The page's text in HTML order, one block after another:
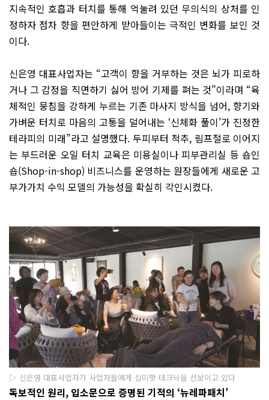
지속적인 호흡과 터치를 통해 억눌려 있던 무의식의 상처를 인
정하자 점차 향을 편안하게 받아들이는 극적인 변화를 보인 것
이다.
신은영 대표사업자는 “고객이 향을 거부하는 것은 뇌가 피로하
거나 그 감정을 직면하기 싫어 방어 기제를 펴는 것”이라며 “육
체적인 뭉침을 강하게 누르는 기존 마사지 방식을 넘어, 향기와
가벼운 터치로 마음의 고통을 덜어내는 ‘신체화 풀이’가 진정한
테라피의 미래”라고 설명했다. 두피부터 척추, 림프절로 이어지
는 부드러운 오일 터치 교육은 미용실이나 피부관리실 등 숍인
숍(Shop-in-shop) 비즈니스를 운영하는 원장들에게 새로운 고
부가가치 수익 모델의 가능성을 확실히 각인시켰다.
▷ 신은영 대표사업자가 사업자들에게 심미팟 테크닉을 선보이고 있다
독보적인 원리, 입소문으로 증명된 기적의 ‘뉴레파패치’